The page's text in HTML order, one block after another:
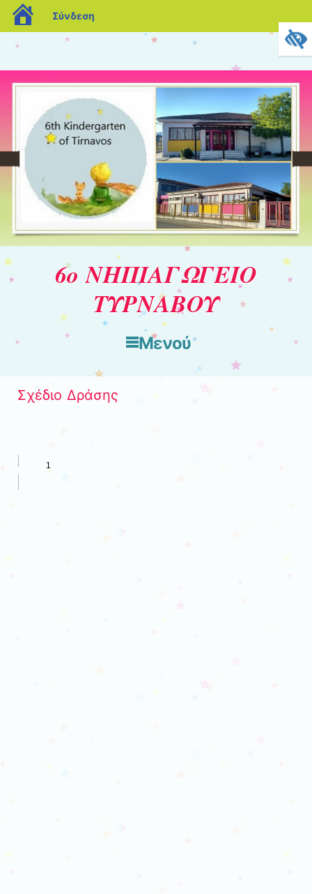
blogs.sch.gr
Σύνδεση
6ο ΝΗΠΙΑΓΩΓΕΙΟ
ΤΥΡΝΑΒΟΥ
Μενού
Μετάβαση στο περιεχόμενο
Σχέδιο Δράσης